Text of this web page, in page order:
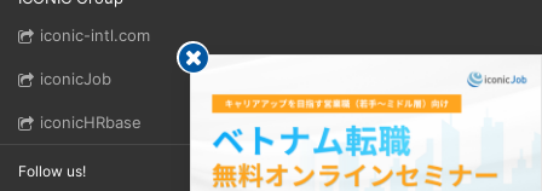
iconic-intl.com
iconicJob
iconicHRbase
Follow us!